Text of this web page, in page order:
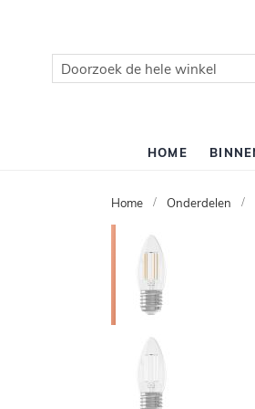
Zoek
HOME
Home Onderdelen
einde
de
afbeeldingen-